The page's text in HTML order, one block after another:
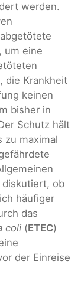
werden.
um eine
die Krankheit
keinen
bisher in
Schutz hält
zu maximal
ob
häufiger
das
coli (ETEC)
der Einreise